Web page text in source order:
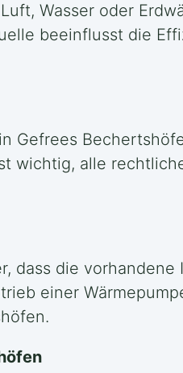
Wasser oder
beeinflusst die
Gefrees
wichtig, alle
dass die
einer